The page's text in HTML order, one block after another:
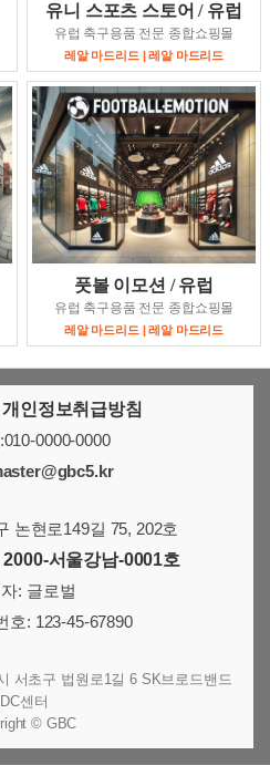
유니 스포츠 스토어 / 유럽
유럽 축구용품 전문 종합쇼핑몰
레알 마드리드 | 레알 마드리드
풋볼 이모션 / 유럽
유럽 축구용품 전문 종합쇼핑몰
레알 마드리드 | 레알 마드리드
개인정보취급방침
0000-0000
논현로149길 75, 202호
2000-서울강남-0001호
: 글로벌
호: 123-45-67890
서초구 법원로1길 6 SK브로드밴드
IDC센터
© GBC